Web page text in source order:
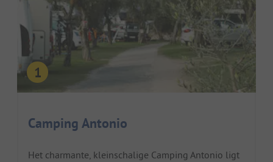
Camping Antonio
Het charmante, kleinschalige Camping Antonio ligt